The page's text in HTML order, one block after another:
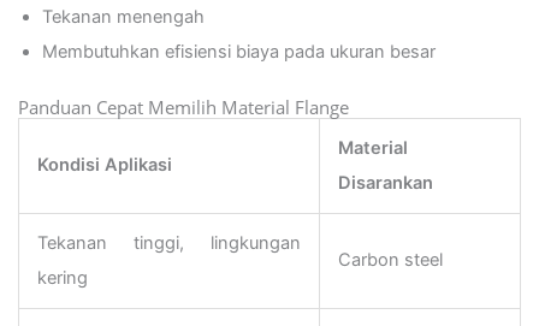
Tekanan menengah
Membutuhkan efisiensi biaya pada ukuran besar
Panduan Cepat Memilih Material Flange
Kondisi Aplikasi
Material
Disarankan
Tekanan tinggi, lingkungan
kering
Carbon steel